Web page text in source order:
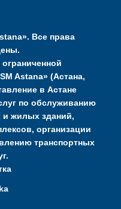
Все права
Astana» (Астана,
в Астане
по обслуживанию
и жилых зданий,
организации
транспортных